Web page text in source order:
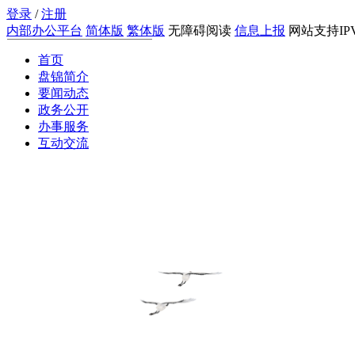
登录 /注册
内部办公平台 简体版 繁体版 无障碍阅读 信息上报 网站支持
搜索
首页
盘锦简介
要闻动态
政务公开
办事服务
互动交流